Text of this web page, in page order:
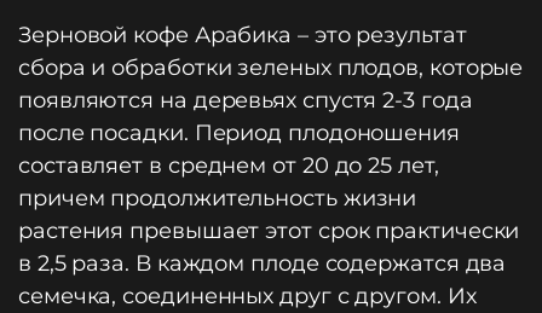
Зерновой кофе Арабика – это результат
сбора и обработки зеленых плодов, которые
появляются на деревьях спустя 2-3 года
после посадки. Период плодоношения
составляет в среднем от 20 до 25 лет,
причем продолжительность жизни
растения превышает этот срок практически
в 2,5 раза. В каждом плоде содержатся два
семечка, соединенных друг с другом. Их